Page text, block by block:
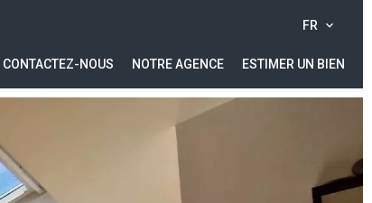
FR
CONTACTEZ-NOUS NOTRE AGENCE ESTIMER UN BIEN